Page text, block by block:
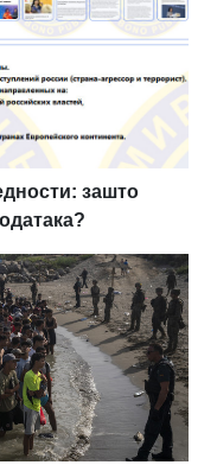
зашто